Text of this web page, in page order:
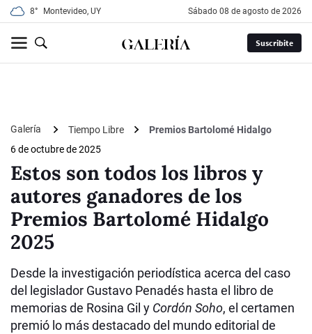
8° Montevideo, UY sábado 08 de agosto de 2026
Suscribite
Galería Tiempo Libre
Premios Bartolomé Hidalgo
6 de octubre de 2025
Estos son todos los libros y
autores ganadores de los
Premios Bartolomé Hidalgo
2025
Desde la investigación periodística acerca del caso
del legislador Gustavo Penadés hasta el libro de
memorias de Rosina Gil y Cordón Soho, el certamen
premió lo más destacado del mundo editorial de